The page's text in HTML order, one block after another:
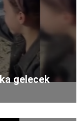
gelecek